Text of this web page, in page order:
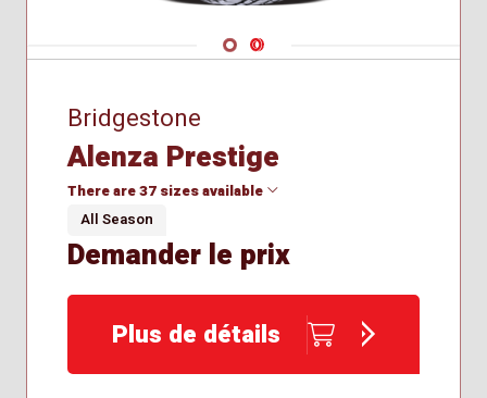
Navigate 1
Navigate 2
Bridgestone
Alenza Prestige
There are 37 sizes available
225/65R17
235/55R20
All Season
Demander le prix
Plus de détails